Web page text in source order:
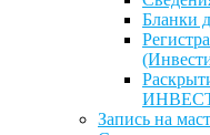
Бланки
Запись на